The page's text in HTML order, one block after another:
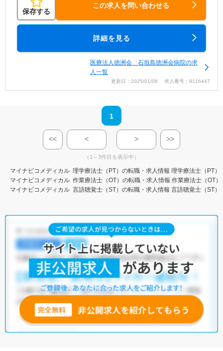
保存する
この求人を問い合わせる
詳細を見る
医療法人徳洲会 石垣島徳洲会病院の求
人一覧
更新日：2025/01/08 求人番号：9116447
1
<< < > >>
（1～3件目を表示中）
マイナビコメディカル 理学療法士（PT）の転職・求人情報 理学療法士（PT）
マイナビコメディカル 作業療法士（OT）の転職・求人情報 作業療法士（OT
マイナビコメディカル 言語聴覚士（ST）の転職・求人情報 言語聴覚士（ST）